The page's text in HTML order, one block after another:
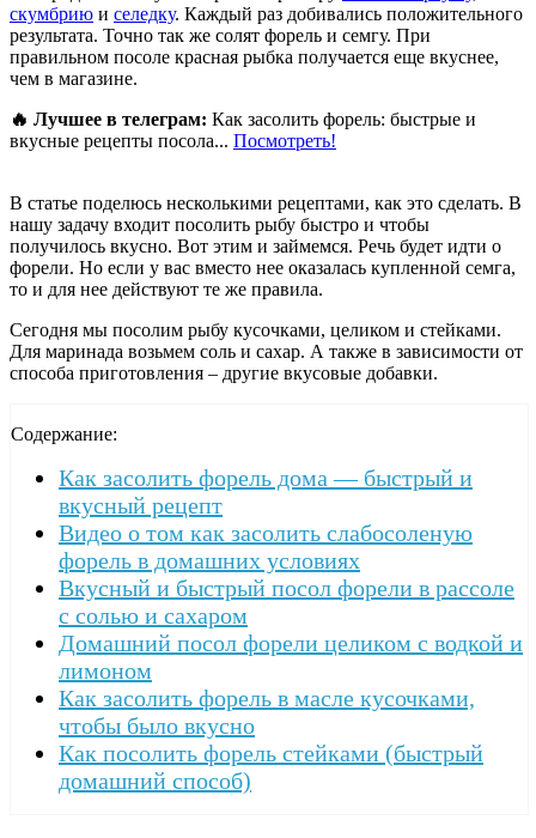
скумбрию и селедку. Каждый раз добивались положительного
результата. Точно так же солят форель и семгу. При
правильном посоле красная рыбка получается еще вкуснее,
чем в магазине.
🔥 Лучшее в телеграм: Как засолить форель: быстрые и
вкусные рецепты посола... Посмотреть!
В статье поделюсь несколькими рецептами, как это сделать. В
нашу задачу входит посолить рыбу быстро и чтобы
получилось вкусно. Вот этим и займемся. Речь будет идти о
форели. Но если у вас вместо нее оказалась купленной семга,
то и для нее действуют те же правила.
Сегодня мы посолим рыбу кусочками, целиком и стейками.
Для маринада возьмем соль и сахар. А также в зависимости от
способа приготовления – другие вкусовые добавки.
Содержание:
Как засолить форель дома — быстрый и
вкусный рецепт
Видео о том как засолить слабосоленую
форель в домашних условиях
Вкусный и быстрый посол форели в рассоле
с солью и сахаром
Домашний посол форели целиком с водкой и
лимоном
Как засолить форель в масле кусочками,
чтобы было вкусно
Как посолить форель стейками (быстрый
домашний способ)